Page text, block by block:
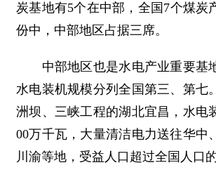
炭基地有5个在中部，全国7个煤炭
份中，中部地区占据三席。
中部地区也是水电产业重要基
水电装机规模分列全国第三、第七
洲坝、三峡工程的湖北宜昌，水电
00万千瓦，大量清洁电力送往华中
川渝等地，受益人口超过全国人口的